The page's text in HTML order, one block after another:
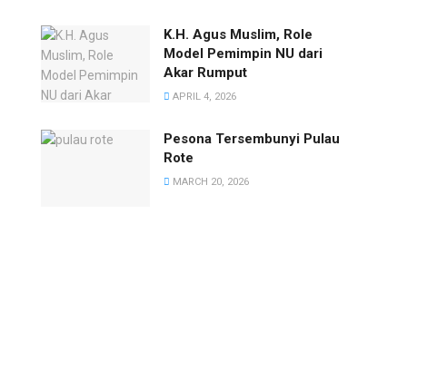
K.H. Agus Muslim, Role
Model Pemimpin NU dari
Akar Rumput
APRIL 4, 2026
Pesona Tersembunyi Pulau
Rote
MARCH 20, 2026